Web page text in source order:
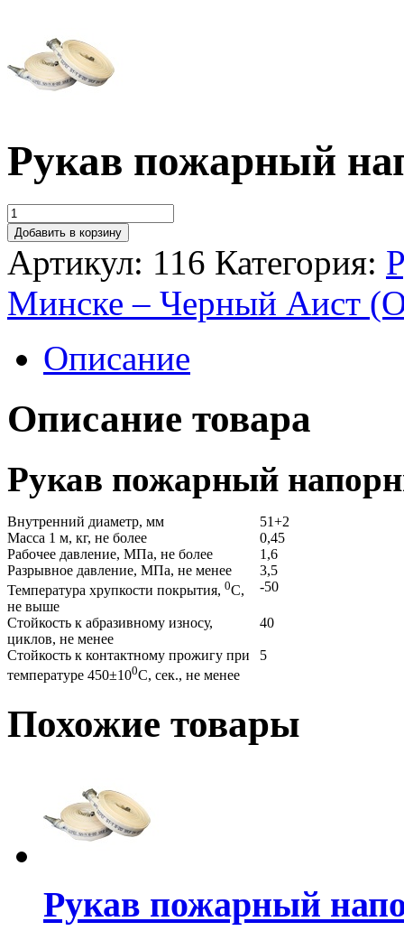
Рукав пожарный
Добавить в корзину
Артикул: 116 Категория:
Минске – Черный Аист
Описание
Описание товара
Рукав пожарный
Внутренний диаметр, мм
51+2
Масса 1 м, кг, не более
0,45
Рабочее давление, МПа, не более
1,6
Разрывное давление, МПа, не менее
3,5
Температура хрупкости покрытия, 0С,
не выше
-50
Стойкость к абразивному износу,
циклов, не менее
40
Стойкость к контактному прожигу при
температуре 450±100С, сек., не менее
5
Похожие товары
Рукав пожарный